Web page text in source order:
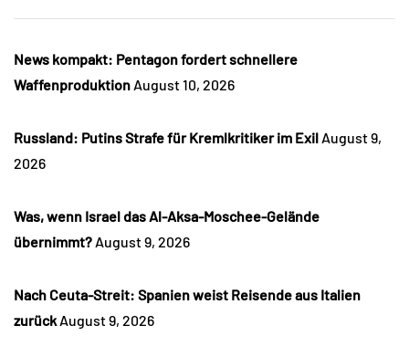
News kompakt: Pentagon fordert schnellere
Waffenproduktion August 10, 2026
Russland: Putins Strafe für Kremlkritiker im Exil August 9,
2026
Was, wenn Israel das Al-Aksa-Moschee-Gelände
übernimmt? August 9, 2026
Nach Ceuta-Streit: Spanien weist Reisende aus Italien
zurück August 9, 2026